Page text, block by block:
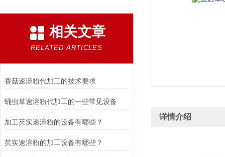
相关文章
RELATED ARTICLES
香菇速溶粉代加工的技术要求
蛹虫草速溶粉代加工的一些常见设备
加工芡实速溶粉的设备有哪些？
芡实速溶粉的加工设备有哪些？
详情介绍